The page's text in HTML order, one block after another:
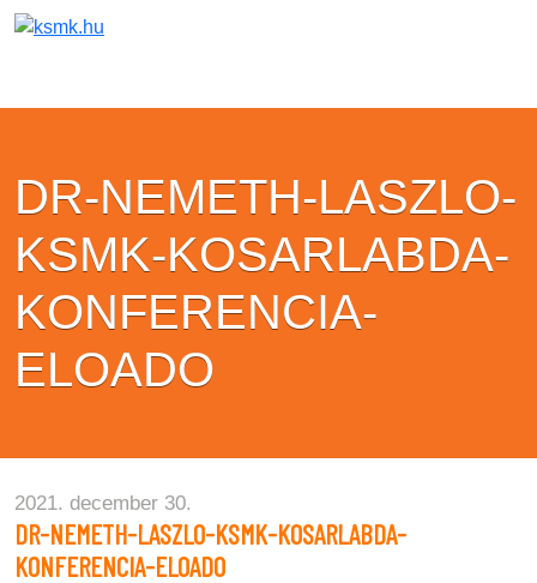
DR-NEMETH-LASZLO-
KSMK-KOSARLABDA-
KONFERENCIA-
ELOADO
2021. december 30.
DR-NEMETH-LASZLO-KSMK-KOSARLABDA-
KONFERENCIA-ELOADO